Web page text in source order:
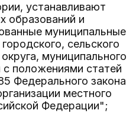
устанавливают
образований и
муниципальные
сельского
муниципального
с положениями статей
Федерального закона
местного
Федерации";